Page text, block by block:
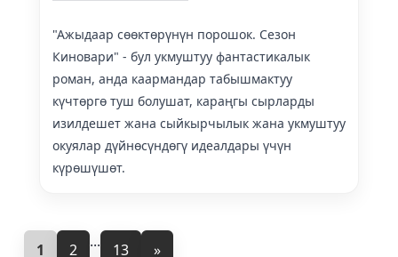
"Ажыдаар сөөктөрүнүн порошок. Сезон
Киновари" - бул укмуштуу фантастикалык
роман, анда каармандар табышмактуу
күчтөргө туш болушат, караңгы сырларды
изилдешет жана сыйкырчылык жана укмуштуу
окуялар дүйнөсүндөгү идеалдары үчүн
күрөшүшөт.
1 2 ... 13 »